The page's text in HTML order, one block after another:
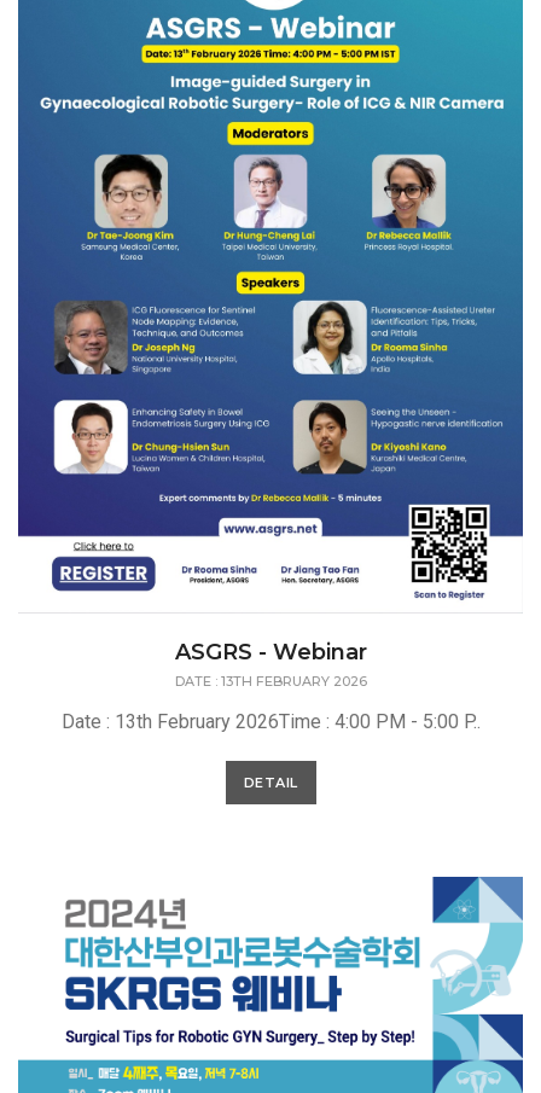
ASGRS - Webinar
DATE : 13TH FEBRUARY 2026
Date : 13th February 2026Time : 4:00 PM - 5:00 P..
DETAIL